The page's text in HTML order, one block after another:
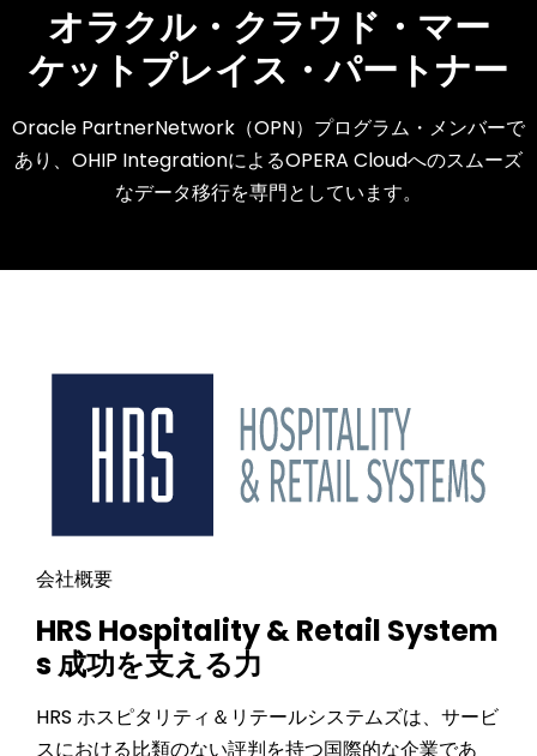
オラクル・クラウド・マー
ケットプレイス・パートナー
Oracle PartnerNetwork（OPN）プログラム・メンバーで
あり、OHIP IntegrationによるOPERA Cloudへのスムーズ
なデータ移行を専門としています。
会社概要
HRS Hospitality & Retail System
s 成功を支える力
HRS ホスピタリティ＆リテールシステムズは、サービ
スにおける比類のない評判を持つ国際的な企業であ